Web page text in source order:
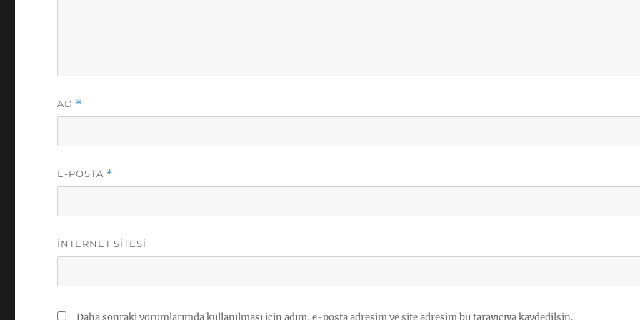
AD *
E-POSTA *
İNTERNET SITESI
Daha sonraki yorumlarımda kullanılması için adım, e-posta adresim ve site adresim bu tarayıcıya kaydedilsin.